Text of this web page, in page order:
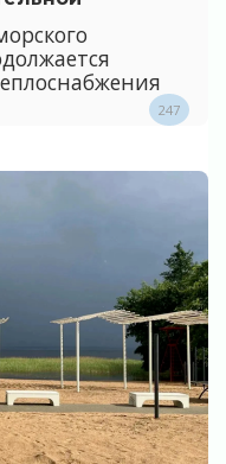
247